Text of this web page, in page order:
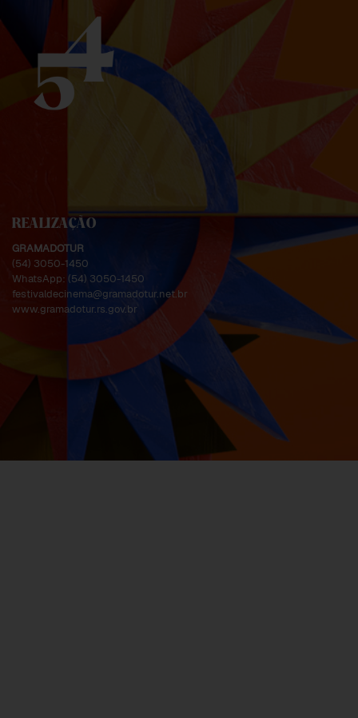
REALIZAÇÃO
GRAMADOTUR
(54) 3050-1450
WhatsApp: (54) 3050-1450
festivaldecinema@gramadotur.net.br
www.gramadotur.rs.gov.br